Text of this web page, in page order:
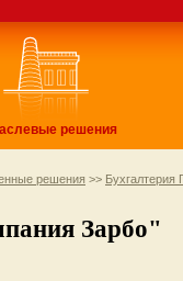
решения
решения >> Бухгалтерия
Зарбо"